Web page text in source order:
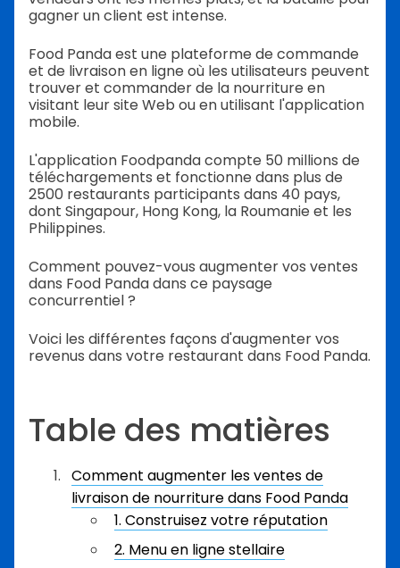
gagner un client est intense.
Food Panda est une plateforme de commande
et de livraison en ligne où les utilisateurs peuvent
trouver et commander de la nourriture en
visitant leur site Web ou en utilisant l'application
mobile.
L'application Foodpanda compte 50 millions de
téléchargements et fonctionne dans plus de
2500 restaurants participants dans 40 pays,
dont Singapour, Hong Kong, la Roumanie et les
Philippines.
Comment pouvez-vous augmenter vos ventes
dans Food Panda dans ce paysage
concurrentiel ?
Voici les différentes façons d'augmenter vos
revenus dans votre restaurant dans Food Panda.
Table des matières
Comment augmenter les ventes de
livraison de nourriture dans Food Panda
1. Construisez votre réputation
2. Menu en ligne stellaire